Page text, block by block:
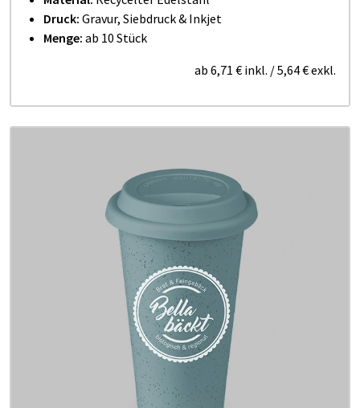
Druck: Gravur, Siebdruck & Inkjet
Menge: ab 10 Stück
ab 6,71 € inkl. /5,64 €exkl.